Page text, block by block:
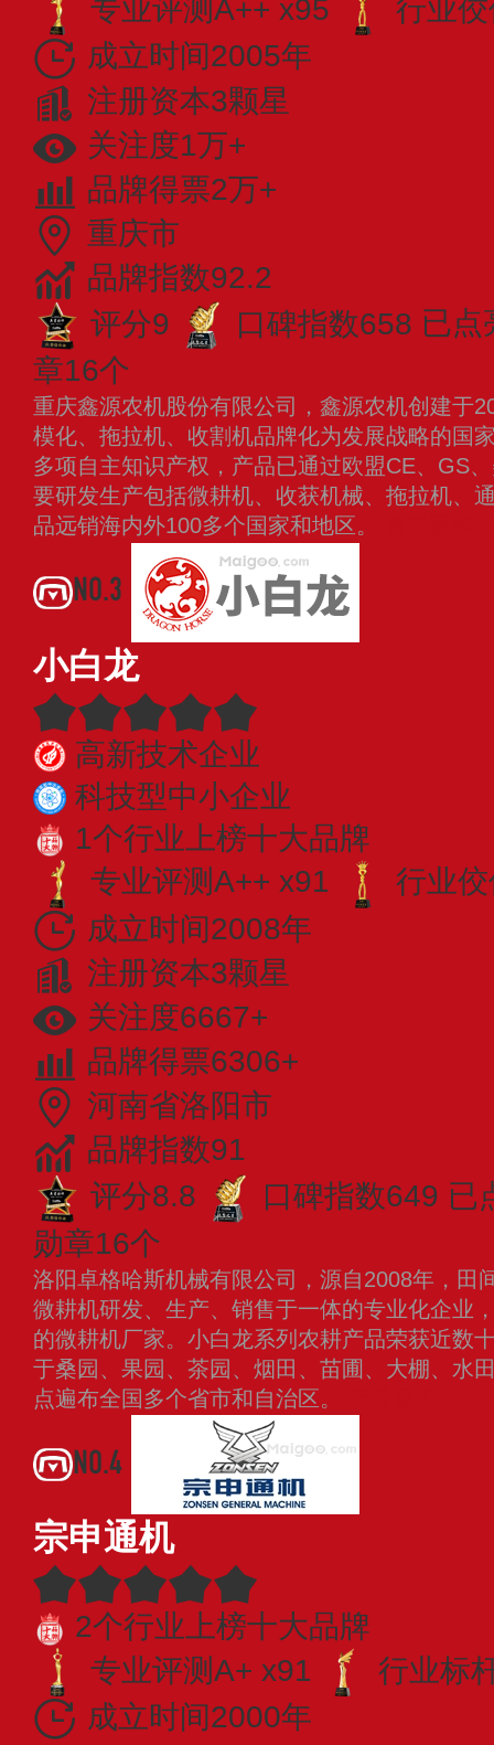
专业​评测A++ x95
行业
成立时间2005年
注册资本3颗星
关注度1万+
品牌得票2万+
重庆市
品牌指数92.2
评分9
口碑指数658 已点
章16个
重庆鑫源农机股份有限公司，鑫源农机创建于
模化、拖拉机、收割机品牌化为发展战略的国
多项自主知识产权，产品已通过欧盟CE、GS
要研发生产包括微耕机、收获机械、拖拉机、
品远销海内外100多个国家和地区。
NO.3
小白龙
高新技术企业
科技型中小企业
1个行业上榜十大品牌
专业​评测A++ x91
行业
成立时间2008年
注册资本3颗星
关注度6667+
品牌得票6306+
河南省洛阳市
品牌指数91
评分8.8
口碑指数649 已
勋章16个
洛阳卓格哈斯机械有限公司，源自2008年，田
微耕机研发、生产、销售于一体的专业化企业
的微耕机厂家。小白龙系列农耕产品荣获近数
于桑园、果园、茶园、烟田、苗圃、大棚、水
点遍布全国多个省市和自治区。
NO.4
宗申通机
2个行业上榜十大品牌
专业评测A+ x91
行业标
成立时间2000年